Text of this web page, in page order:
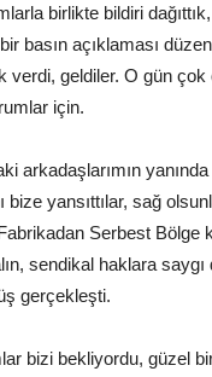
birlikte bildiri
basın açıklaması
verdi, geldiler. O gün çok
için.
arkadaşlarımın
yansıttılar, sağ
Serbest Bölge
sendikal haklara saygı
gerçekleşti.
bizi bekliyordu, güzel